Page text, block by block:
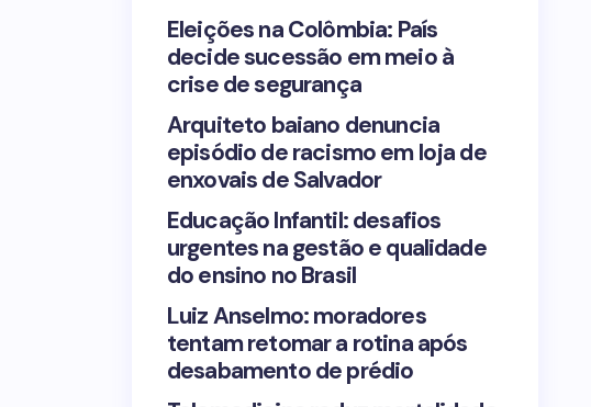
Eleições na Colômbia: País
decide sucessão em meio à
crise de segurança
Arquiteto baiano denuncia
episódio de racismo em loja de
enxovais de Salvador
Educação Infantil: desafios
urgentes na gestão e qualidade
do ensino no Brasil
Luiz Anselmo: moradores
tentam retomar a rotina após
desabamento de prédio